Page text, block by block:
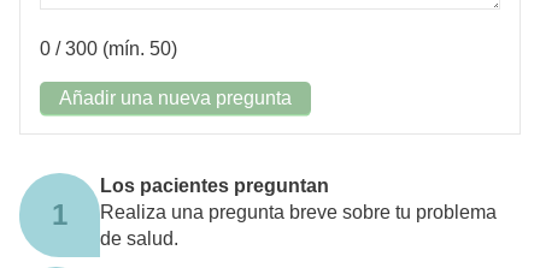
0 / 300 (mín. 50)
Añadir una nueva pregunta
1
Los pacientes preguntan
Realiza una pregunta breve sobre tu problema
de salud.